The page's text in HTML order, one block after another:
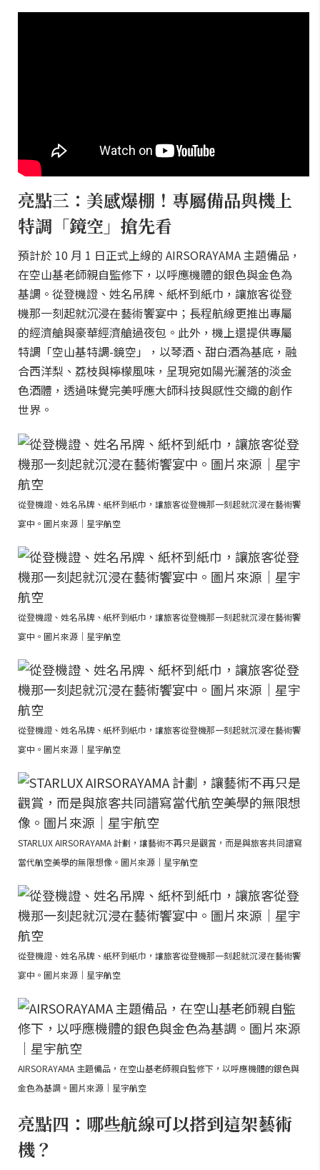
亮點三：美感爆棚！專屬備品與機上
特調「鏡空」搶先看
預計於 10 月 1 日正式上線的 AIRSORAYAMA 主題備品，
在空山基老師親自監修下，以呼應機體的銀色與金色為
基調。從登機證、姓名吊牌、紙杯到紙巾，讓旅客從登
機那一刻起就沉浸在藝術饗宴中；長程航線更推出專屬
的經濟艙與豪華經濟艙過夜包。此外，機上還提供專屬
特調「空山基特調-鏡空」，以琴酒、甜白酒為基底，融
合西洋梨、荔枝與檸檬風味，呈現宛如陽光灑落的淡金
色酒體，透過味覺完美呼應大師科技與感性交織的創作
世界。
從登機證、姓名吊牌、紙杯到紙巾，讓旅客從登機那一刻起就沉浸在藝術饗
宴中。圖片來源｜星宇航空
從登機證、姓名吊牌、紙杯到紙巾，讓旅客從登機那一刻起就沉浸在藝術饗
宴中。圖片來源｜星宇航空
從登機證、姓名吊牌、紙杯到紙巾，讓旅客從登機那一刻起就沉浸在藝術饗
宴中。圖片來源｜星宇航空
STARLUX AIRSORAYAMA 計劃，讓藝術不再只是觀賞，而是與旅客共同譜寫
當代航空美學的無限想像。圖片來源｜星宇航空
從登機證、姓名吊牌、紙杯到紙巾，讓旅客從登機那一刻起就沉浸在藝術饗
宴中。圖片來源｜星宇航空
AIRSORAYAMA 主題備品，在空山基老師親自監修下，以呼應機體的銀色與
金色為基調。圖片來源｜星宇航空
亮點四：哪些航線可以搭到這架藝術
機？